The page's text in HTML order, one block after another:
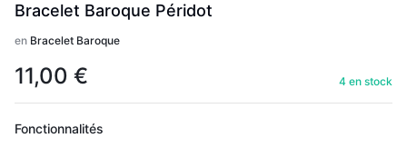
Bracelet Baroque Péridot
en Bracelet Baroque
11,00 € 4 en stock
Fonctionnalités